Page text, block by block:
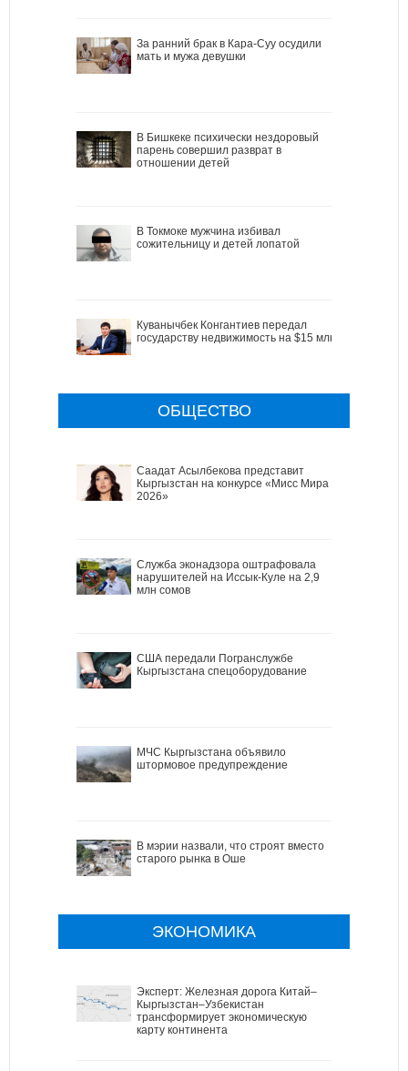
За ранний брак в Кара-Суу осудили
мать и мужа девушки
В Бишкеке психически нездоровый
парень совершил разврат в
отношении детей
В Токмоке мужчина избивал
сожительницу и детей лопатой
Куванычбек Конгантиев передал
государству недвижимость на $15 млн
ОБЩЕСТВО
Саадат Асылбекова представит
Кыргызстан на конкурсе «Мисс Мира
2026»
Служба эконадзора оштрафовала
нарушителей на Иссык-Куле на 2,9
млн сомов
США передали Погранслужбе
Кыргызстана спецоборудование
МЧС Кыргызстана объявило
штормовое предупреждение
В мэрии назвали, что строят вместо
старого рынка в Оше
ЭКОНОМИКА
Эксперт: Железная дорога Китай–
Кыргызстан–Узбекистан
трансформирует экономическую
карту континента